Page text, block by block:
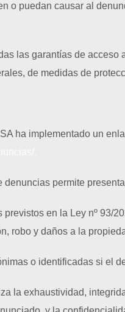
o puedan causar al
las garantías de
de medidas de
ha implementado un
denuncias permite
previstos en la Ley nº 93/
robo y daños a la
o identificadas si el
la exhaustividad,